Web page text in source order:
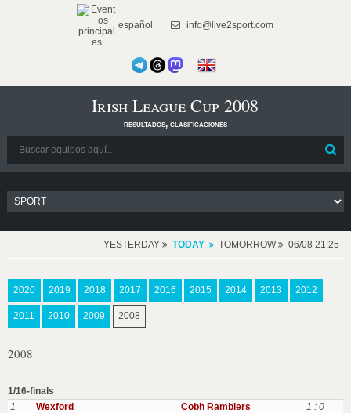
español info@live2sport.com
Irish League Cup 2008
resultados, clasificaciones
YESTERDAY TODAY TOMORROW 06/08 21:25
2020 2019 2018 2017 2016 2015 2014 2013 2012
2011 2010 2009 2008
2008
1/16-finals
1
Wexford Cobh Ramblers
1 : 0